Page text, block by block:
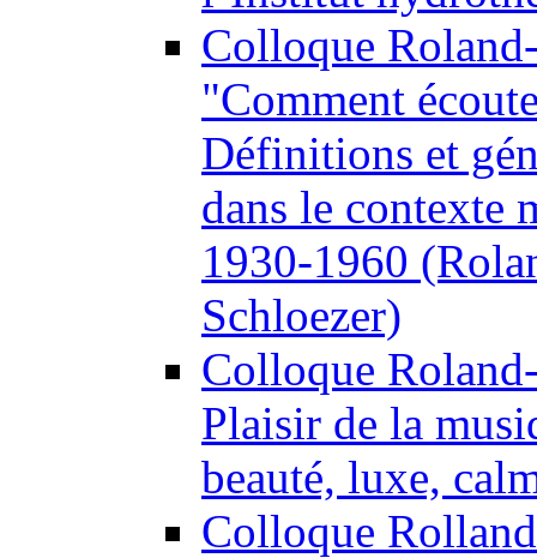
Colloque
"Comment
Définitions et
dans le contexte
1930-1960
Schloezer)
Colloque
Plaisir de la
beauté, luxe,
Colloque